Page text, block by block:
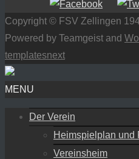
Copyright © FSV Zellingen
Powered by Teamgeist and
templatesnext
MENU
Der Verein
Heimspielplan und
Vereinsheim